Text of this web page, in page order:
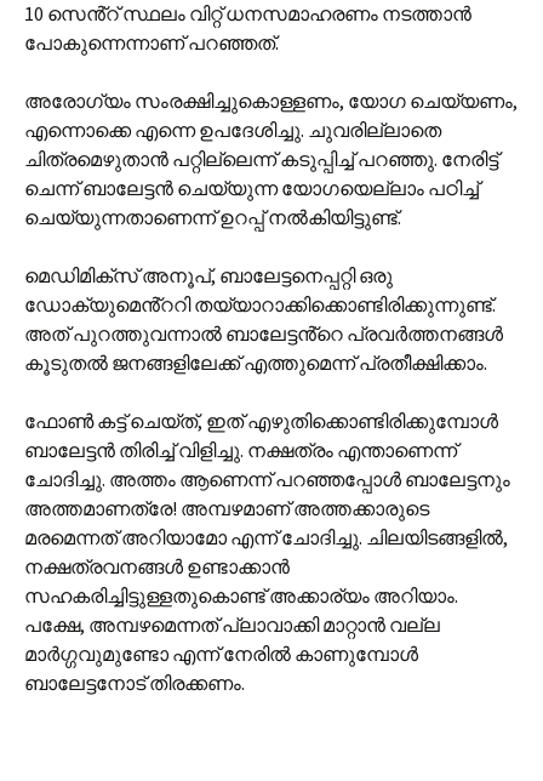
10 സെൻ്റ് സ്ഥലം വിറ്റ് ധനസമാഹരണം നടത്താൻ
പോകുന്നെന്നാണ് പറഞ്ഞത്.
അരോഗ്യം സംരക്ഷിച്ചുകൊള്ളണം, യോഗ ചെയ്യണം,
എന്നൊക്കെ എന്നെ ഉപദേശിച്ചു. ചുവരില്ലാതെ
ചിത്രമെഴുതാൻ പറ്റില്ലെന്ന് കടുപ്പിച്ച് പറഞ്ഞു. നേരിട്ട്
ചെന്ന് ബാലേട്ടൻ ചെയ്യുന്ന യോഗയെല്ലാം പഠിച്ച്
ചെയ്യുന്നതാണെന്ന് ഉറപ്പ് നൽകിയിട്ടുണ്ട്.
മെഡിമിക്സ് അനൂപ്, ബാലേട്ടനെപ്പറ്റി ഒരു
ഡോക്യുമെൻ്ററി തയ്യാറാക്കിക്കൊണ്ടിരിക്കുന്നുണ്ട്.
അത് പുറത്തുവന്നാൽ ബാലേട്ടൻ്റെ പ്രവർത്തനങ്ങൾ
കൂടുതൽ ജനങ്ങളിലേക്ക് എത്തുമെന്ന് പ്രതീക്ഷിക്കാം.
ഫോൺ കട്ട് ചെയ്ത്, ഇത് എഴുതിക്കൊണ്ടിരിക്കുമ്പോൾ
ബാലേട്ടൻ തിരിച്ച് വിളിച്ചു. നക്ഷത്രം എന്താണെന്ന്
ചോദിച്ചു. അത്തം ആണെന്ന് പറഞ്ഞപ്പോൾ ബാലേട്ടനും
അത്തമാണത്രേ! അമ്പഴമാണ് അത്തക്കാരുടെ
മരമെന്നത് അറിയാമോ എന്ന് ചോദിച്ചു. ചിലയിടങ്ങളിൽ,
നക്ഷത്രവനങ്ങൾ ഉണ്ടാക്കാൻ
സഹകരിച്ചിട്ടുള്ളതുകൊണ്ട് അക്കാര്യം അറിയാം.
പക്ഷേ, അമ്പഴമെന്നത് പ്ലാവാക്കി മാറ്റാൻ വല്ല
മാർഗ്ഗവുമുണ്ടോ എന്ന് നേരിൽ കാണുമ്പോൾ
ബാലേട്ടനോട് തിരക്കണം.